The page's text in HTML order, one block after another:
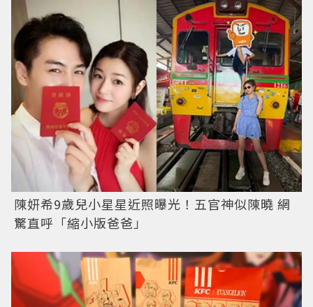
陳妍希9歲兒小星星近照曝光！五官神似陳曉 網
驚直呼「縮小版爸爸」